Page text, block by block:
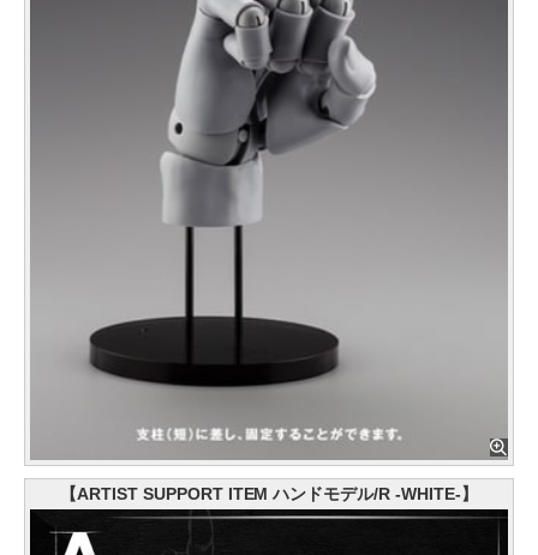
【ARTIST SUPPORT ITEM ハンドモデル/R -WHITE-】